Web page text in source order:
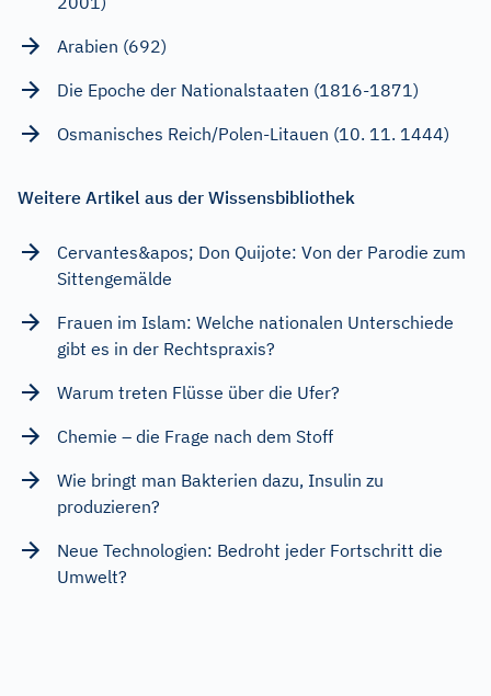
Arabien (692)
Die Epoche der Nationalstaaten (1816-1871)
Osmanisches Reich/Polen-Litauen (10. 11. 1444)
Weitere Artikel aus der Wissensbibliothek
Cervantes&apos; Don Quijote: Von der Parodie zum
Sittengemälde
Frauen im Islam: Welche nationalen Unterschiede
gibt es in der Rechtspraxis?
Warum treten Flüsse über die Ufer?
Chemie – die Frage nach dem Stoff
Wie bringt man Bakterien dazu, Insulin zu
produzieren?
Neue Technologien: Bedroht jeder Fortschritt die
Umwelt?